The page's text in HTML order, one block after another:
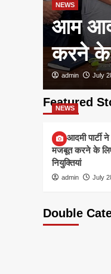
NEWS
आम
करने के
admin July
Featured
NEWS
आम आदमी पार्टी
मजबूत करने के
नियुक्तियां
admin July
Double